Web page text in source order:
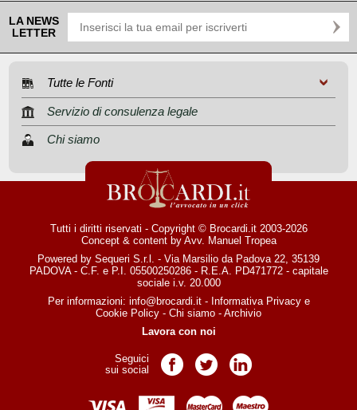
LA NEWS
LETTER
Tutte le Fonti
Servizio di consulenza legale
Chi siamo
Tutti i diritti riservati - Copyright © Brocardi.it 2003-2026
Concept & content by Avv. Manuel Tropea
Powered by Sequeri S.r.l. - Via Marsilio da Padova 22, 35139
PADOVA - C.F. e P.I. 05500250286 - R.E.A. PD471772 - capitale
sociale i.v. 20.000
Per informazioni: info@brocardi.it- Informativa Privacye
Cookie Policy - Chi siamo - Archivio
Lavora con noi
Seguici
sui social
Pagina Facebook
Pagina TwitterPagina LinkedIn